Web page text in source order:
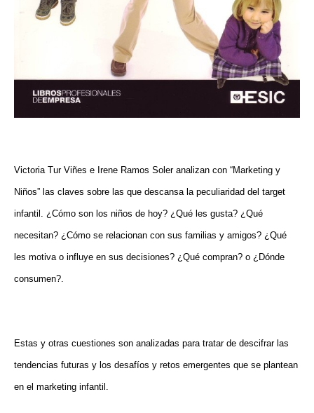
Victoria Tur Viñes e Irene Ramos Soler analizan con “Marketing y
Niños” las claves sobre las que descansa la peculiaridad del target
infantil. ¿Cómo son los niños de hoy? ¿Qué les gusta? ¿Qué
necesitan? ¿Cómo se relacionan con sus familias y amigos? ¿Qué
les motiva o influye en sus decisiones? ¿Qué compran? o ¿Dónde
consumen?.
Estas y otras cuestiones son analizadas para tratar de descifrar las
tendencias futuras y los desafíos y retos emergentes que se plantean
en el marketing infantil.